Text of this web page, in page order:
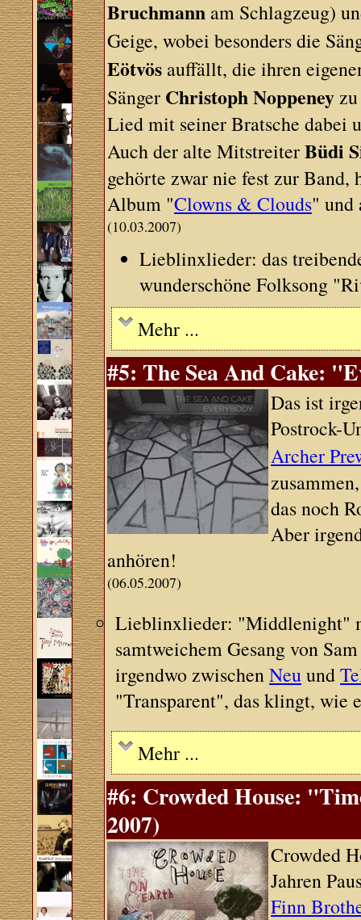
Bruchmann am Schlagzeug)
Geige, wobei besonders die
Eötvös auffällt, die ihren
Sänger Christoph Noppeney
Lied mit seiner Bratsche dabei
Auch der alte MitstreiterBüdi
gehörte zwar nie fest zur Band,
Album "Clowns & Clouds" und
(10.03.2007)
Lieblinxlieder: das
wunderschöne Folksong
Mehr ...
#5: The Sea And Cake:
Das ist
Postrock-
Archer
das noch
Aber
anhören!
(06.05.2007)
Lieblinxlieder: "Middlenight"
samtweichem Gesang von
irgendwo zwischenNeuund
"Transparent", das klingt, wie
Mehr ...
#6: Crowded House:
2007)
Crowded
Jahren
Finn